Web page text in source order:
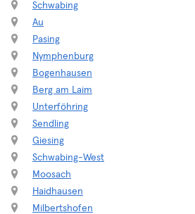
Schwabing
Au
Pasing
Nymphenburg
Bogenhausen
Berg am Laim
Unterföhring
Sendling
Giesing
Schwabing-West
Moosach
Haidhausen
Milbertshofen